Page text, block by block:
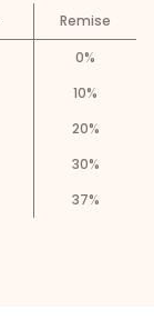
Remise
0%
10%
20%
30%
37%